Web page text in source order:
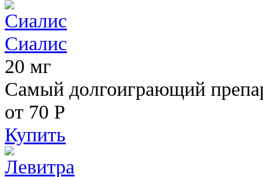
Сиалис
20 мг
Самый долгоиграющий
от 70 Р
Купить